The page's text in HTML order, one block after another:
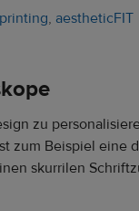
, aestheticFIT
zu
zum Beispiel eine
skurrilen